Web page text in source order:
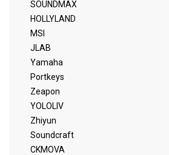
SOUNDMAX
HOLLYLAND
MSI
JLAB
Yamaha
Portkeys
Zeapon
YOLOLIV
Zhiyun
Soundcraft
CKMOVA